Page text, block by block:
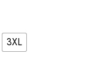
3XL